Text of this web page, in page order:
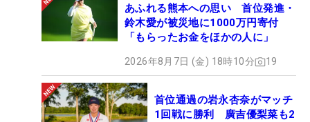
あふれる熊本への思い 首位発進・
鈴木愛が被災地に1000万円寄付
「もらったお金をほかの人に」
2026年8月7日 (金) 18時10分 19
首位通過の岩永杏奈がマッチ
1回戦に勝利 廣吉優梨菜も2